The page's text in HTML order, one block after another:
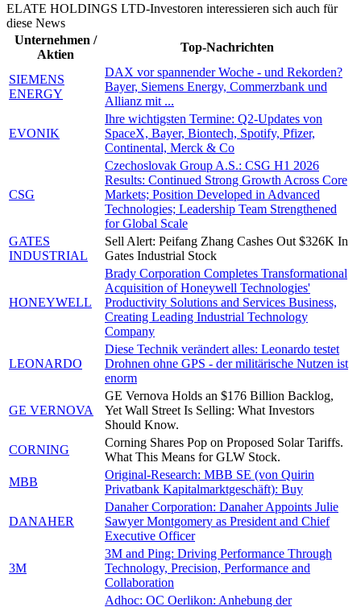
ELATE HOLDINGS LTD-Investoren interessieren sich auch für
diese News
Unternehmen /
Aktien
Top-Nachrichten
SIEMENS
ENERGY
DAX vor spannender Woche - und Rekorden?
Bayer, Siemens Energy, Commerzbank und
Allianz mit ...
EVONIK
Ihre wichtigsten Termine: Q2-Updates von
SpaceX, Bayer, Biontech, Spotify, Pfizer,
Continental, Merck & Co
CSG
Czechoslovak Group A.S.: CSG H1 2026
Results: Continued Strong Growth Across Core
Markets; Position Developed in Advanced
Technologies; Leadership Team Strengthened
for Global Scale
GATES
INDUSTRIAL
Sell Alert: Peifang Zhang Cashes Out $326K In
Gates Industrial Stock
HONEYWELL
Brady Corporation Completes Transformational
Acquisition of Honeywell Technologies'
Productivity Solutions and Services Business,
Creating Leading Industrial Technology
Company
LEONARDO
Diese Technik verändert alles: Leonardo testet
Drohnen ohne GPS - der militärische Nutzen ist
enorm
GE VERNOVA
GE Vernova Holds an $176 Billion Backlog,
Yet Wall Street Is Selling: What Investors
Should Know.
CORNING
Corning Shares Pop on Proposed Solar Tariffs.
What This Means for GLW Stock.
MBB
Original-Research: MBB SE (von Quirin
Privatbank Kapitalmarktgeschäft): Buy
DANAHER
Danaher Corporation: Danaher Appoints Julie
Sawyer Montgomery as President and Chief
Executive Officer
3M
3M and Ping: Driving Performance Through
Technology, Precision, Performance and
Collaboration
Adhoc: OC Oerlikon: Anhebung der